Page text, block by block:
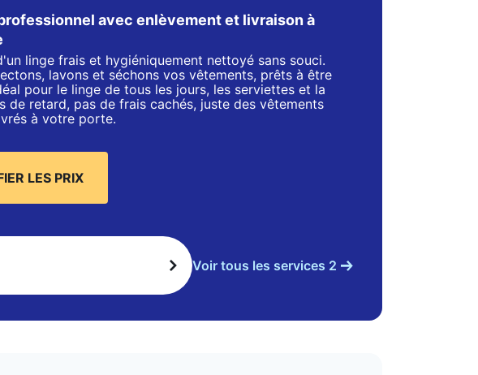
avec enlèvement et livraison à
linge frais et hygiéniquement nettoyé sans souci.
lavons et séchons vos vêtements, prêts à être
pour le linge de tous les jours, les serviettes et la
de retard, pas de frais cachés, juste des vêtements
à votre porte.
LES PRIX
Voir tous les services 2